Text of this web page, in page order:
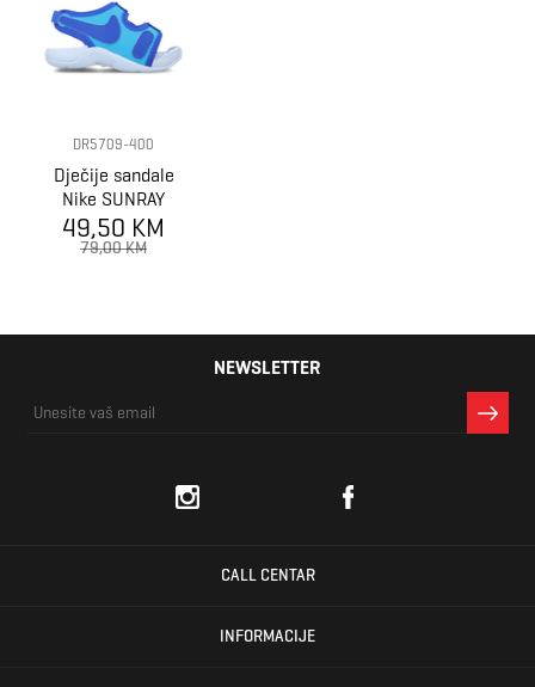
DR5709-400
Dječije sandale
Nike SUNRAY
ADJUST 6 BT
49,50 KM
79,00 KM
NEWSLETTER
CALL CENTAR
INFORMACIJE